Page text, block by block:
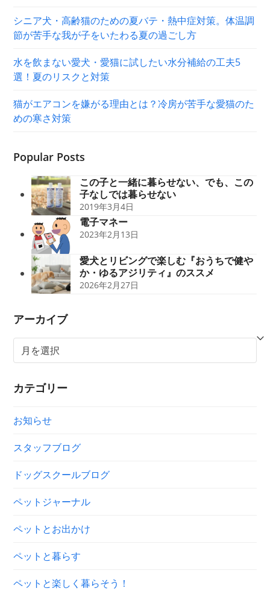
シニア犬・高齢猫のための夏バテ・熱中症対策。体温調
節が苦手な我が子をいたわる夏の過ごし方
水を飲まない愛犬・愛猫に試したい水分補給の工夫5
選！夏のリスクと対策
猫がエアコンを嫌がる理由とは？冷房が苦手な愛猫のた
めの寒さ対策
Popular Posts
この子と一緒に暮らせない、でも、この
子なしでは暮らせない
2019年3月4日
電子マネー
2023年2月13日
愛犬とリビングで楽しむ『おうちで健や
か・ゆるアジリティ』のススメ
2026年2月27日
アーカイブ
ー
イ
カテゴリー
お知らせ
スタッフブログ
ドッグスクールブログ
ペットジャーナル
ペットとお出かけ
ペットと暮らす
ペットと楽しく暮らそう！